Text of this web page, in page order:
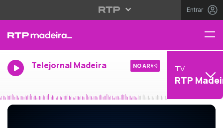
Entrar
Telejornal Madeira NO AR TV
RTP